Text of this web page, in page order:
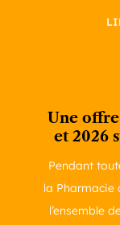
Une
et 2026
Pendant
la Pharmacie
l’ensemble